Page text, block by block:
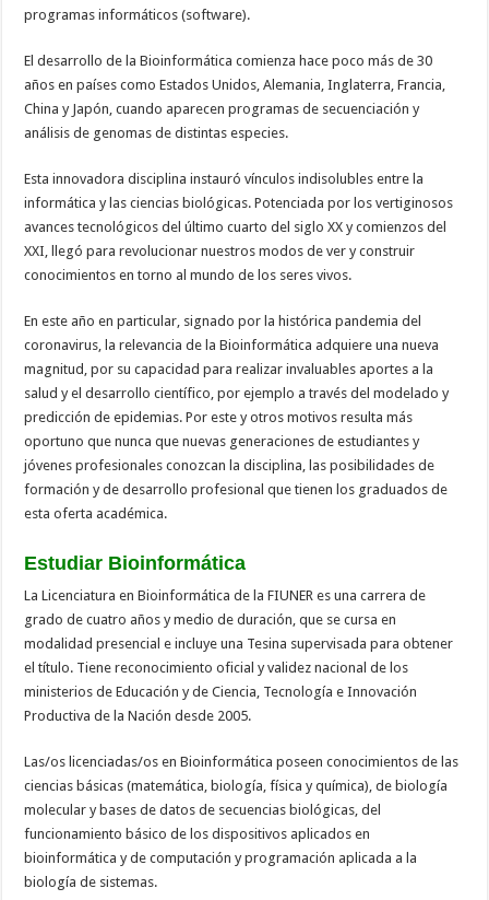
programas informáticos (software).
El desarrollo de la Bioinformática comienza hace poco más de 30
años en países como Estados Unidos, Alemania, Inglaterra, Francia,
China y Japón, cuando aparecen programas de secuenciación y
análisis de genomas de distintas especies.
Esta innovadora disciplina instauró vínculos indisolubles entre la
informática y las ciencias biológicas. Potenciada por los vertiginosos
avances tecnológicos del último cuarto del siglo XX y comienzos del
XXI, llegó para revolucionar nuestros modos de ver y construir
conocimientos en torno al mundo de los seres vivos.
En este año en particular, signado por la histórica pandemia del
coronavirus, la relevancia de la Bioinformática adquiere una nueva
magnitud, por su capacidad para realizar invaluables aportes a la
salud y el desarrollo científico, por ejemplo a través del modelado y
predicción de epidemias. Por este y otros motivos resulta más
oportuno que nunca que nuevas generaciones de estudiantes y
jóvenes profesionales conozcan la disciplina, las posibilidades de
formación y de desarrollo profesional que tienen los graduados de
esta oferta académica.
Estudiar Bioinformática
La Licenciatura en Bioinformática de la FIUNER es una carrera de
grado de cuatro años y medio de duración, que se cursa en
modalidad presencial e incluye una Tesina supervisada para obtener
el título. Tiene reconocimiento oficial y validez nacional de los
ministerios de Educación y de Ciencia, Tecnología e Innovación
Productiva de la Nación desde 2005.
Las/os licenciadas/os en Bioinformática poseen conocimientos de las
ciencias básicas (matemática, biología, física y química), de biología
molecular y bases de datos de secuencias biológicas, del
funcionamiento básico de los dispositivos aplicados en
bioinformática y de computación y programación aplicada a la
biología de sistemas.